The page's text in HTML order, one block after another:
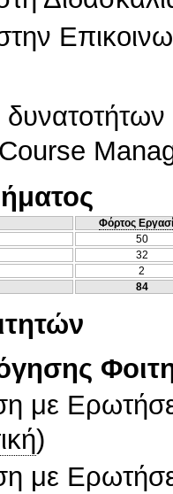
Φόρτος
50
32
2
84
με
)
με